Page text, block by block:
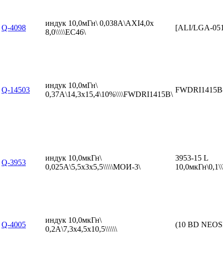
Q-4098
индук 10,0мГн\ 0,038А\AXI4,0x
8,0\\\\\EC46\
[ALI/LGA-
Q-14503
индук 10,0мГн\
0,37А\14,3x15,4\10%\\\\FWDRI1415B\
Q-3953
индук 10,0мкГн\
0,025А\5,5x3x5,5\\\\\МОИ-3\
3953-15 L
Q-4005
индук 10,0мкГн\
0,2А\7,3x4,5x10,5\\\\\\
(10 BD